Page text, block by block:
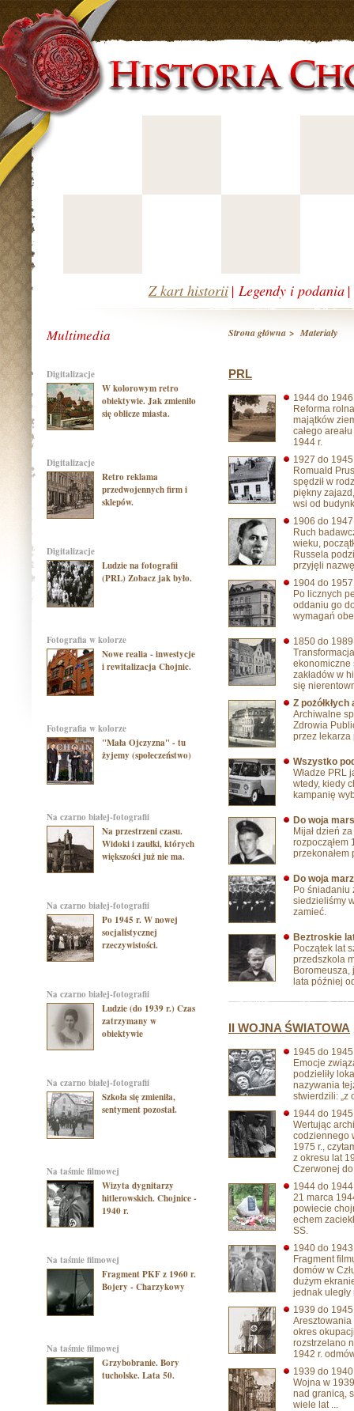
Z kart historii | Legendy i podania |
Multimedia
digitalizacje
W kolorowym retro
obiektywie. Jak zmieniło
się oblicze miasta.
digitalizacje
Retro reklama
przedwojennych firm i
sklepów.
digitalizacje
Ludzie na fotografii
(PRL) Zobacz jak było.
Fotografia w kolorze
Nowe realia - inwestycje
i rewitalizacja Chojnic.
Fotografia w kolorze
"Mała Ojczyzna" - tu
żyjemy (społeczeństwo)
na czarno białej-fotografii
Na przestrzeni czasu.
Widoki i zaułki, których
większości już nie ma.
na czarno białej-fotografii
Po 1945 r. W nowej
socjalistycznej
rzeczywistości.
na czarno białej-fotografii
Ludzie (do 1939 r.) Czas
zatrzymany w
obiektywie
na czarno białej-fotografii
Szkoła się zmieniła,
sentyment pozostał.
na taśmie filmowej
Wizyta dygnitarzy
hitlerowskich. Chojnice -
1940 r.
na taśmie filmowej
Fragment PKF z 1960 r.
Bojery - Charzykowy
na taśmie filmowej
Grzybobranie. Bory
tucholske. Lata 50.
Strona główna >Materiały
PRL
1944 do
Reforma
majątków
całego
1944 r.
1927 do
Romuald
spędził w
piękny
wsi od
1906 do
Ruch
wieku,
Russela
przyjęli
1904 do
Po licznych
oddaniu go
wymagań
1850 do
ekonomiczne
zakładów w
się
Z
Archiwalne
Zdrowia
przez lekarza
Wszystko
Władze PRL
wtedy, kiedy
kampanię
Do woja
Mijał dzień
rozpocząłem
przekonałem
Do woja
Po śniadaniu
siedzieliśmy
zamieć.
Beztroskie
Początek lat
przedszkola
lata później
II WOJNA ŚWIATOWA
1945 do
Emocje
podzieliły
nazywania
stwierdzili: „z
1944 do
Wertując
codziennego
1975 r.,
z okresu lat
Czerwonej
1944 do
21 marca
powiecie
echem
SS.
1940 do
Fragment
domów w
dużym
jednak
1939 do
Aresztowania
okres
rozstrzelano
1942 r.
1939 do
Wojna w
nad granicą,
wiele lat ...